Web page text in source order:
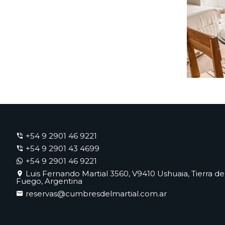
+54 9 2901 46 9221
+54 9 2901 43 4699
+54 9 2901 46 9221
Luis Fernando Martial 3560, V9410 Ushuaia, Tierra
Fuego, Argentina
reservas@cumbresdelmartial.com.ar